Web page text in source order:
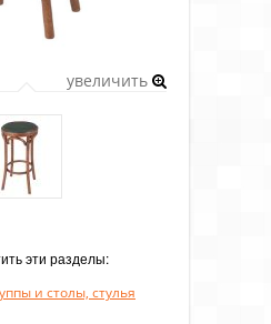
увеличить
эти разделы:
и столы, стулья